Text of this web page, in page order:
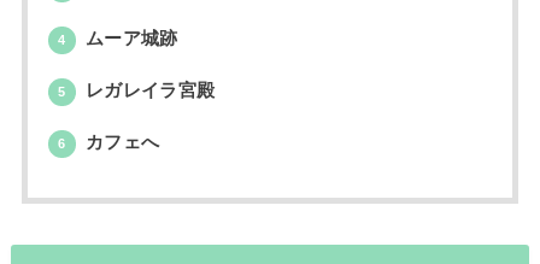
4 ムーア城跡
5 レガレイラ宮殿
6 カフェへ